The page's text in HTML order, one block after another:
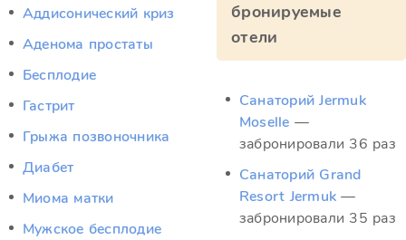
Аддисонический криз
Аденома простаты
Бесплодие
Гастрит
Грыжа позвоночника
Диабет
Миома матки
Мужское бесплодие
бронируемые
отели
Санаторий Jermuk
Moselle —
забронировали 36 раз
Санаторий Grand
Resort Jermuk —
забронировали 35 раз